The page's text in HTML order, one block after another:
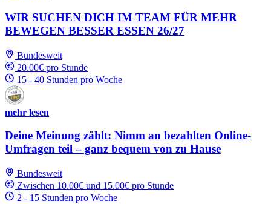
WIR SUCHEN DICH IM TEAM FÜR MEHR
BEWEGEN BESSER ESSEN 26/27
Bundesweit
20.00€ pro Stunde
15 - 40 Stunden pro Woche
mehr lesen
Deine Meinung zählt: Nimm an bezahlten Online-
Umfragen teil – ganz bequem von zu Hause
Bundesweit
Zwischen 10.00€ und 15.00€ pro Stunde
2 - 15 Stunden pro Woche